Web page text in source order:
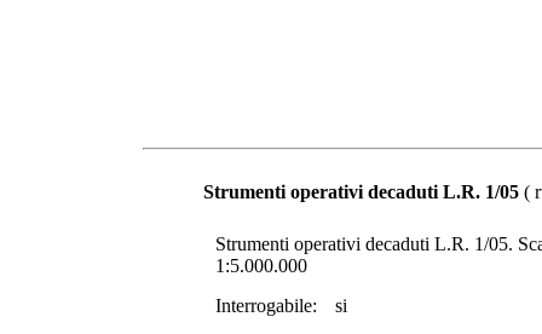
Strumenti operativi decaduti L.R. 1/05 (
Strumenti operativi decaduti L.R. 1/05.
1:5.000.000
Interrogabile:
si